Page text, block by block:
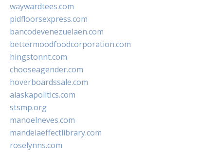
waywardtees.com
pidfloorsexpress.com
bancodevenezuelaen.com
bettermoodfoodcorporation.com
hingstonnt.com
chooseagender.com
hoverboardssale.com
alaskapolitics.com
stsmp.org
manoelneves.com
mandelaeffectlibrary.com
roselynns.com